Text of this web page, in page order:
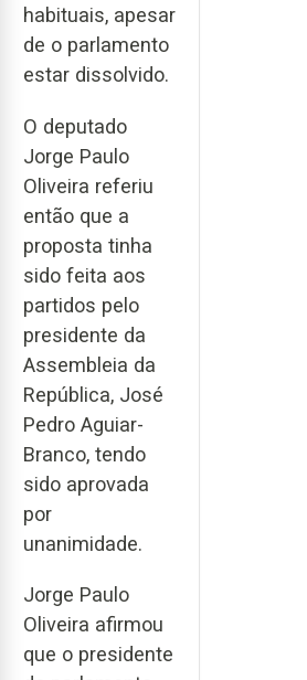
habituais, apesar
de o parlamento
estar dissolvido.
O deputado
Jorge Paulo
Oliveira referiu
então que a
proposta tinha
sido feita aos
partidos pelo
presidente da
Assembleia da
República, José
Pedro Aguiar-
Branco, tendo
sido aprovada
por
unanimidade.
Jorge Paulo
Oliveira afirmou
que o presidente